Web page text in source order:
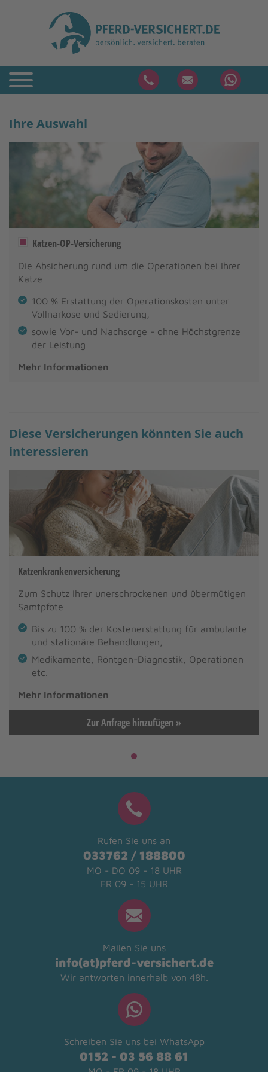
Ihre Auswahl
Katzen-OP-Versicherung
Die Absicherung rund um die Operationen bei Ihrer
Katze
100 % Erstattung der Operationskosten unter
Vollnarkose und Sedierung,
sowie Vor- und Nachsorge - ohne Höchstgrenze
der Leistung
Mehr Informationen
Diese Versicherungen könnten Sie auch
interessieren
Katzenkrankenversicherung
Zum Schutz Ihrer unerschrockenen und übermütigen
Samtpfote
Bis zu 100 % der Kostenerstattung für ambulante
und stationäre Behandlungen,
Medikamente, Röntgen-Diagnostik, Operationen
etc.
Mehr Informationen
Zur Anfrage hinzufügen »
1
Rufen Sie uns an
033762 / 188800
MO - DO 09 - 18 UHR
FR 09 - 15 UHR
Mailen Sie uns
info(at)pferd-versichert.de
Wir antworten innerhalb von 48h.
Schreiben Sie uns bei WhatsApp
0152 - 03 56 88 61